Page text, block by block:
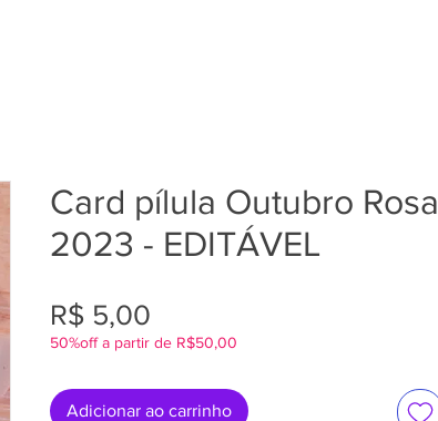
Card pílula Outubro Rosa
2023 - EDITÁVEL
R$ 5,00
50%off a partir de R$50,00
Adicionar ao carrinho